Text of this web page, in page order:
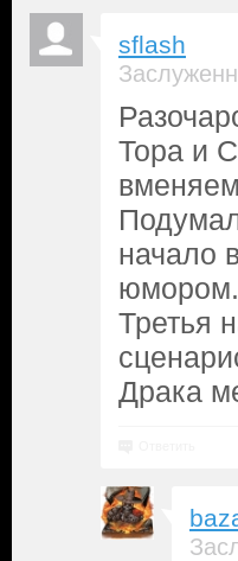
sflash
Тора и
начало
Третья
Драка